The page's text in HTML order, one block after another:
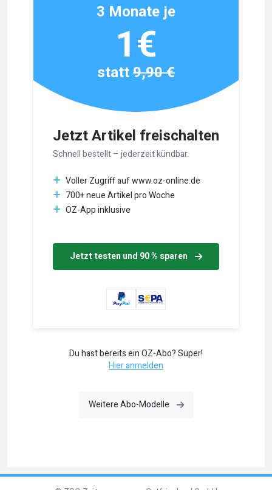
Jetzt Artikel freischalten
Schnell bestellt – jederzeit kündbar.
Voller Zugriff auf www.oz-online.de
700+ neue Artikel pro Woche
OZ-App inklusive
Jetzt testen und 90 % sparen
3 Monate je
1€
statt9,90 €
Du hast bereits ein OZ-Abo? Super!
Hier anmelden
Weitere Abo-Modelle